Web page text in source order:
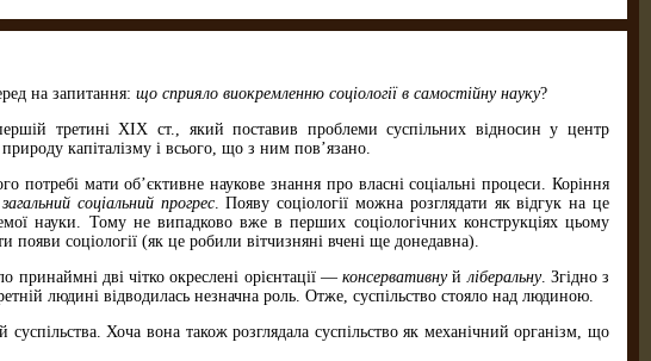
на запитання: що сприяло виокремленню соціології в самостійну науку?
третині XIX ст., який поставив проблеми суспільних відносин у центр
капіталізму і всього, що з ним пов’язано.
потребі мати об’єктивне наукове знання про власні соціальні процеси. Коріння
загальний соціальний прогрес. Появу соціології можна розглядати як відгук на це
науки. Тому не випадково вже в перших соціологічних конструкціях цьому
появи соціо­логії (як це робили вітчизняні вчені ще донедавна).
принаймні дві чітко окреслені орієнтації — консервативнуйліберальну. Згідно з
людині відводилась незначна роль. Отже, суспільство стояло над людиною.
Хоча вона також розглядала суспільство як механічний організм, що